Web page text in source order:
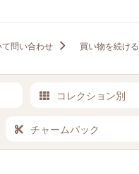
て問い合わせ 買い物を続ける
コレクション別
チャームパック